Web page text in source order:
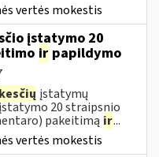
vertės mokestis
įstatymo 20
ir papildymo
įstatymų
20 straipsnio
pakeitimą ir...
vertės mokestis